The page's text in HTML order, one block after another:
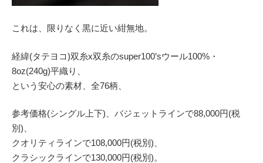
これは、限りなく黒に近い紺無地。
経緯(タテヨコ)双糸x双糸のsuper100’sウール100%・
8oz(240g)平織り、
という安心の素材、全76柄、
参考価格(シングル上下)、バジェットラインで88,000円(税
別)、
クオリティラインで108,000円(税別)、
クラシックラインで130,000円(税別)。